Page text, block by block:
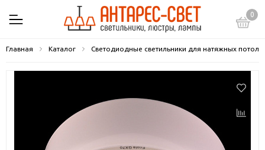
0
Главная Каталог Светодиодные светильники для натяжных